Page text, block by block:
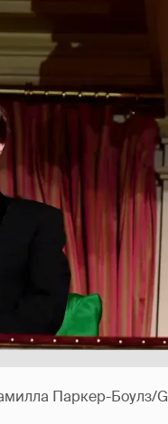
Паркер-Боулз/